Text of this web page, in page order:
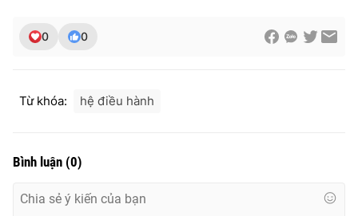
0 0
Từ khóa: hệ điều hành
Bình luận (0)